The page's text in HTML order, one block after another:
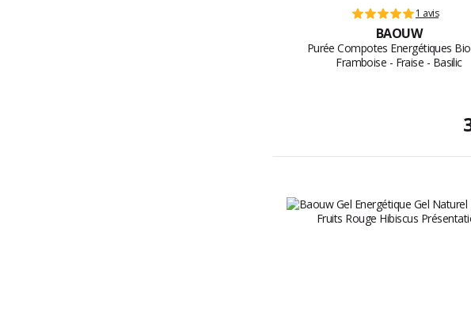
1 avis
BAOUW
Purée Compotes Energétiques
Framboise - Fraise - Basilic